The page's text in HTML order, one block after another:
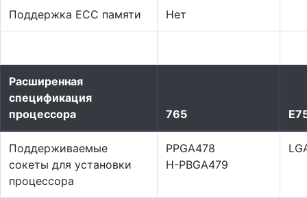
Поддержка ECC памяти Нет
Расширенная
спецификация
процессора
765
Поддерживаемые
сокеты для установки
процессора
PPGA478
H-PBGA479